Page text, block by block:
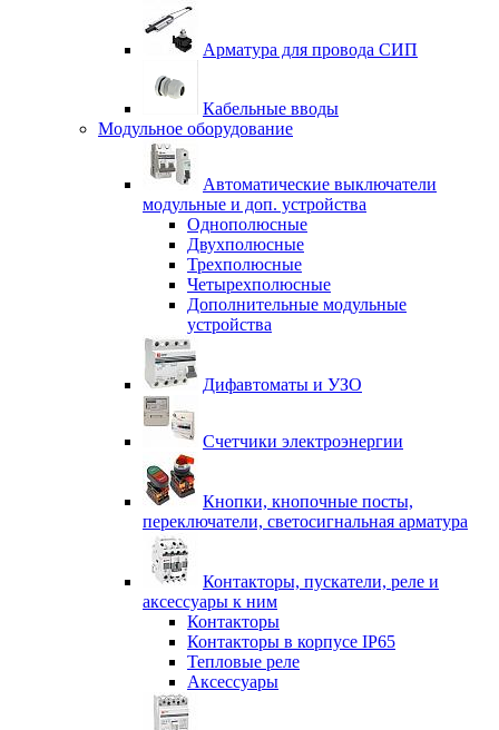
Арматура для провода СИП
Кабельные вводы
Модульное оборудование
Автоматические выключатели
модульные и доп. устройства
Однополюсные
Двухполюсные
Трехполюсные
Четырехполюсные
Дополнительные модульные
устройства
Дифавтоматы и УЗО
Счетчики электроэнергии
Кнопки, кнопочные посты,
переключатели, светосигнальная арматура
Контакторы, пускатели, реле и
аксессуары к ним
Контакторы
Контакторы в корпусе IP65
Тепловые реле
Аксессуары